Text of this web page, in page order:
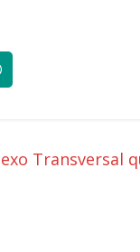
Transversal